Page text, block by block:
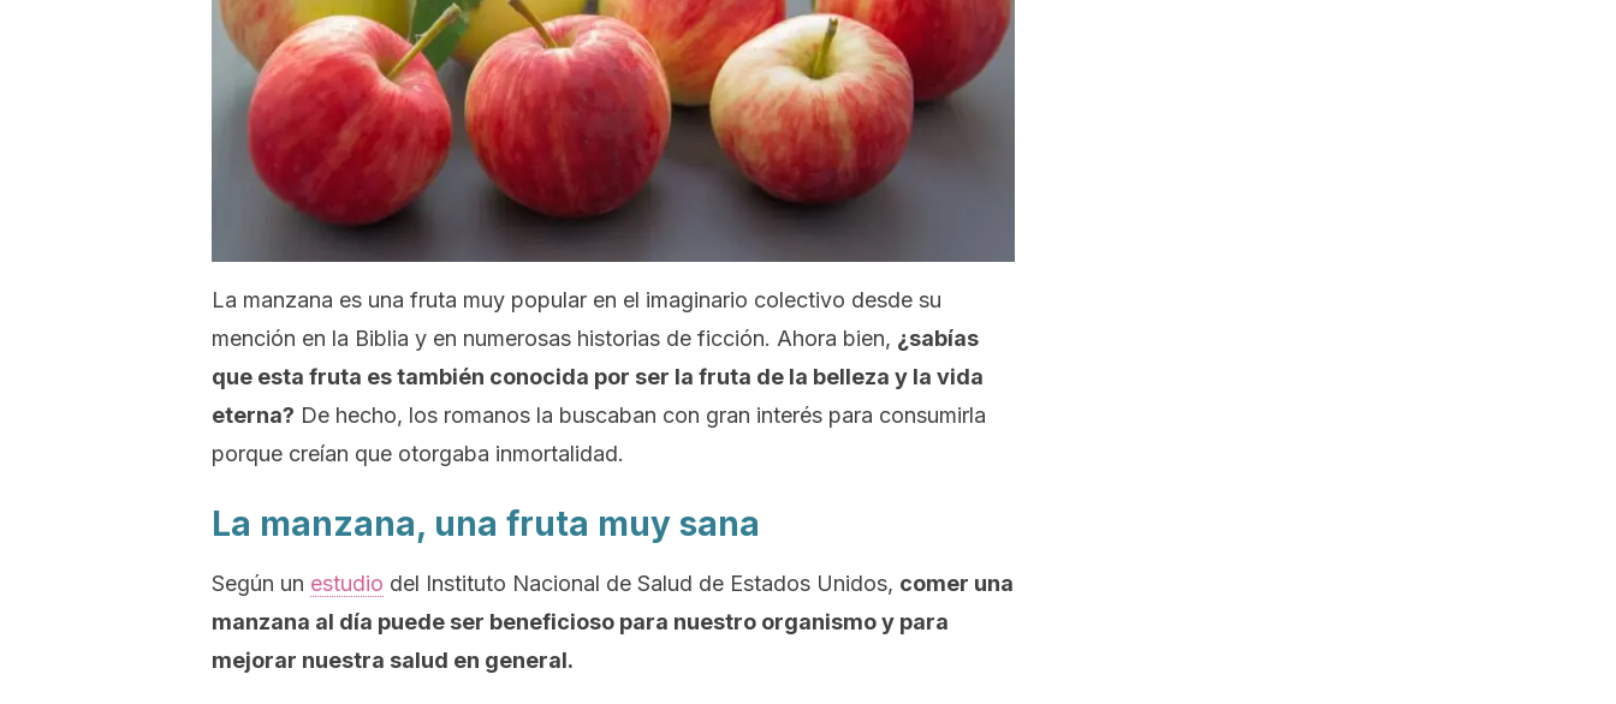
La manzana es una fruta muy popular en el imaginario colectivo desde su
mención en la Biblia y en numerosas historias de ficción. Ahora bien, ¿sabías
que esta fruta es también conocida por ser la fruta de la belleza y la vida
eterna? De hecho, los romanos la buscaban con gran interés para consumirla
porque creían que otorgaba inmortalidad.
La manzana, una fruta muy sana
Según un estudio del Instituto Nacional de Salud de Estados Unidos, comer una
manzana al día puede ser beneficioso para nuestro organismo y para
mejorar nuestra salud en general.